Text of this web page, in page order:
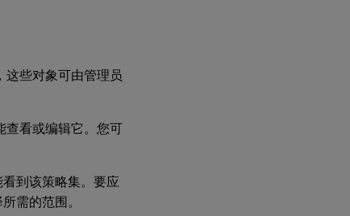
这些对象可由管理员
查看或编辑它。您可
到该策略集。要应
需的范围。